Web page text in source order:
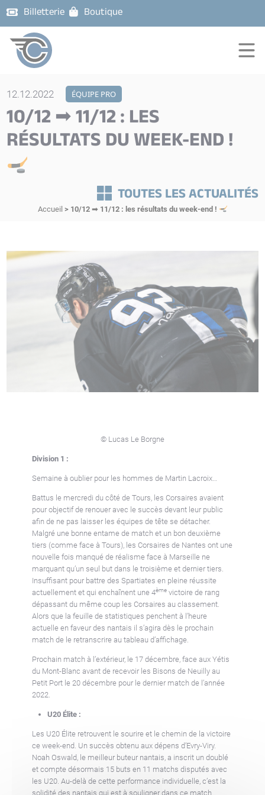
Billetterie Boutique
12.12.2022 ÉQUIPE PRO
10/12 ➡ 11/12 : LES
RÉSULTATS DU WEEK-END !
TOUTES LES ACTUALITÉS
Accueil > 10/12 ➡ 11/12 : les résultats du week-end !
© Lucas Le Borgne
Division 1 :
Semaine à oublier pour les hommes de Martin Lacroix…
Battus le mercredi du côté de Tours, les Corsaires avaient
pour objectif de renouer avec le succès devant leur public
afin de ne pas laisser les équipes de tête se détacher.
Malgré une bonne entame de match et un bon deuxième
tiers (comme face à Tours), les Corsaires de Nantes ont une
nouvelle fois manqué de réalisme face à Marseille ne
marquant qu’un seul but dans le troisième et dernier tiers.
Insuffisant pour battre des Spartiates en pleine réussite
actuellement et qui enchaînent une 4èmevictoire de rang
dépassant du même coup les Corsaires au classement.
Alors que la feuille de statistiques penchent à l’heure
actuelle en faveur des nantais il s’agira dès le prochain
match de le retranscrire au tableau d’affichage.
Prochain match à l’extérieur, le 17 décembre, face aux Yétis
du Mont-Blanc avant de recevoir les Bisons de Neuilly au
Petit Port le 20 décembre pour le dernier match de l’année
2022.
U20 Élite :
Les U20 Élite retrouvent le sourire et le chemin de la victoire
ce week-end. Un succès obtenu aux dépens d’Evry-Viry.
Noah Oswald, le meilleur buteur nantais, a inscrit un doublé
et compte désormais 15 buts en 11 matchs disputés avec
les U20. Au-delà de cette performance individuelle, c’est la
solidité des nantais qui est à souligner dans ce match